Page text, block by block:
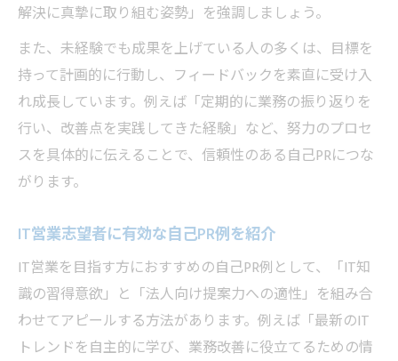
解決に真摯に取り組む姿勢」を強調しましょう。
また、未経験でも成果を上げている人の多くは、目標を
持って計画的に行動し、フィードバックを素直に受け入
れ成長しています。例えば「定期的に業務の振り返りを
行い、改善点を実践してきた経験」など、努力のプロセ
スを具体的に伝えることで、信頼性のある自己PRにつな
がります。
IT営業志望者に有効な自己PR例を紹介
IT営業を目指す方におすすめの自己PR例として、「IT知
識の習得意欲」と「法人向け提案力への適性」を組み合
わせてアピールする方法があります。例えば「最新のIT
トレンドを自主的に学び、業務改善に役立てるための情